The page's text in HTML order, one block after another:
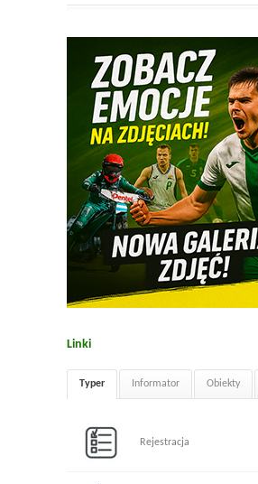
Linki
Typer Informator Obiekty
Rejestracja